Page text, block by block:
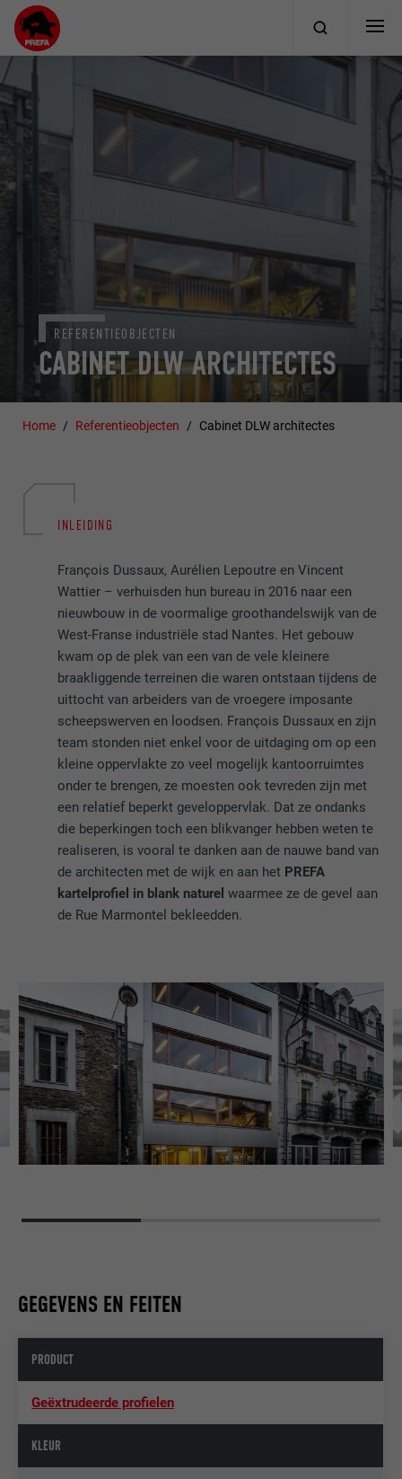
CABINET DLW ARCHITECTES
REFERENTIEOBJECTEN
Home Referentieobjecten Cabinet DLW architectes
INLEIDING
François Dussaux, Aurélien Lepoutre en Vincent
Wattier – verhuisden hun bureau in 2016 naar een
nieuwbouw in de voormalige groothandelswijk van de
West-Franse industriële stad Nantes. Het gebouw
kwam op de plek van een van de vele kleinere
braakliggende terreinen die waren ontstaan tijdens de
uittocht van arbeiders van de vroegere imposante
scheepswerven en loodsen. François Dussaux en zijn
team stonden niet enkel voor de uitdaging om op een
kleine oppervlakte zo veel mogelijk kantoorruimtes
onder te brengen, ze moesten ook tevreden zijn met
een relatief beperkt geveloppervlak. Dat ze ondanks
die beperkingen toch een blikvanger hebben weten te
realiseren, is vooral te danken aan de nauwe band van
de architecten met de wijk en aan het PREFA
kartelprofiel in blank naturel waarmee ze de gevel aan
de Rue Marmontel bekleedden.
GEGEVENS EN FEITEN
PRODUCT
Geëxtrudeerde profielen
KLEUR